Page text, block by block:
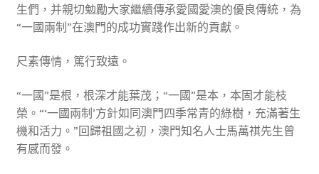
生們，并親切勉勵大家繼續傳承愛國愛澳的優良傳統，為
“一國兩制”在澳門的成功實踐作出新的貢獻。
尺素傳情，篤行致遠。
“一國”是根，根深才能葉茂；“一國”是本，本固才能枝
榮。“‘一國兩制’方針如同澳門四季常青的綠樹，充滿著生
機和活力。”回歸祖國之初，澳門知名人士馬萬祺先生曾
有感而發。